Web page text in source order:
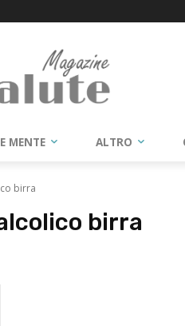
MENTE ALTRO
birra
birra